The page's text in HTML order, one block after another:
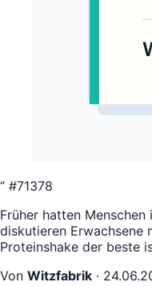
“ #71378
Früher hatten
diskutieren Erwachsene
Proteinshake der beste
Von Witzfabrik ·